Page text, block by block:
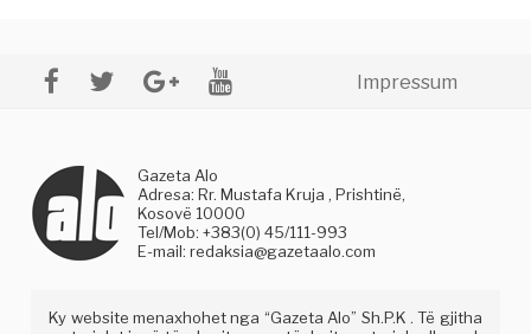
Impressum
Gazeta Alo
Adresa: Rr. Mustafa Kruja , Prishtinë,
Kosovë 10000
Tel/Mob: +383(0) 45/111-993
E-mail:redaksia@gazetaalo.com
Ky website menaxhohet nga “Gazeta Alo” Sh.P.K . Të gjitha